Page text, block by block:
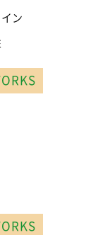
ン